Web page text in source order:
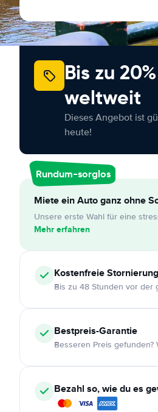
Bis zu
weltweit
Dieses Angebot ist
heute!
Rundum-sorglos
Miete ein Auto ganz ohne
Unsere erste Wahl für eine
Mehr erfahren
KostenfreieStornierung
Bis zu 48 Stunden vor der
Bestpreis-Garantie
Besseren Preis
Bezahl so, wie du es